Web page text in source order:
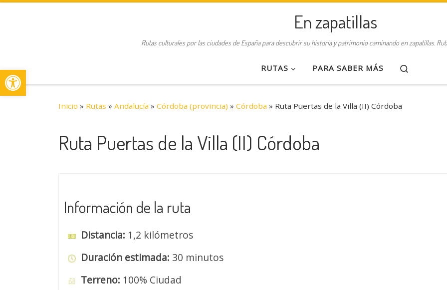
Abrir barra de herramientas
En zapatillas
Rutas culturales por las ciudades de España para descubrir su historia y patrimonio caminando en zapatillas.
RUTAS PARA SABER MÁS
Inicio » Rutas » Andalucía » Córdoba (provincia) » Córdoba » Ruta Puertas de la Villa (II) Córdoba
Ruta Puertas de la Villa (II) Córdoba
Información de la ruta
Distancia: 1,2 kilómetros
Duración estimada: 30 minutos
Terreno: 100% Ciudad